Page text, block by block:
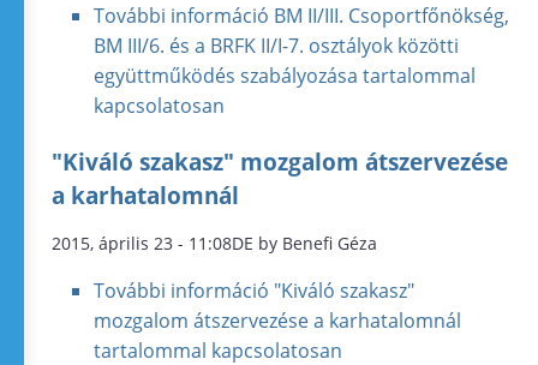
További információ BM II/III. Csoportfőnökség,
BM III/6. és a BRFK II/I-7. osztályok közötti
együttműködés szabályozása tartalommal
kapcsolatosan
"Kiváló szakasz" mozgalom átszervezése
a karhatalomnál
2015, április 23 - 11:08DE by Benefi Géza
További információ "Kiváló szakasz"
mozgalom átszervezése a karhatalomnál
tartalommal kapcsolatosan